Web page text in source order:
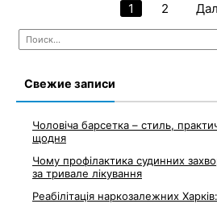
по
1 2
Найти:
Свежие записи
Чоловіча барсетка – стиль,
щодня
Чому профілактика судинних
за тривале лікування
Реабілітація наркозалежних